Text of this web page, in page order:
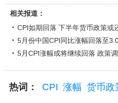
相关报道：
CPI如期回落 下半年货币政策或
5月份中国CPI同比涨幅回落至
5月CPI涨幅或将继续回落 政策
热词： CPI 涨幅 货币政